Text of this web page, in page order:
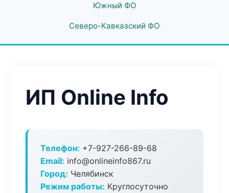
Южный ФО
Северо-Кавказский ФО
ИП Online Info
Телефон: +7-927-266-89-68
Email: info@onlineinfo867.ru
Город: Челябинск
Режим работы: Круглосуточно